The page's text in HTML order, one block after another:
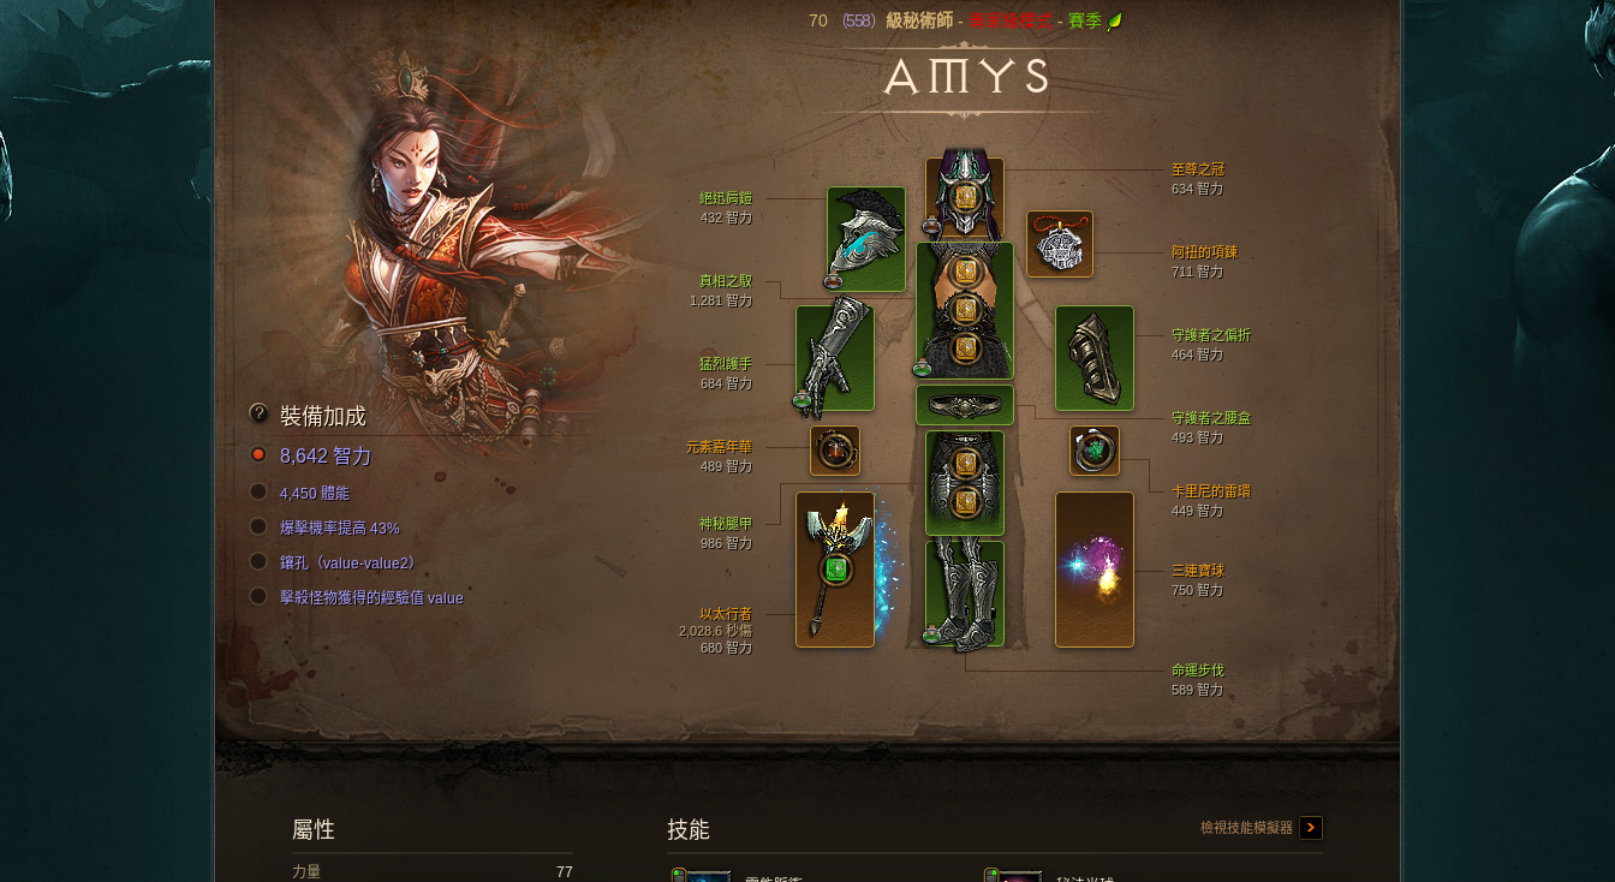
70 （558） 級秘術師 - 專家級模式 - 賽季
AMYS
至尊之冠
634 智力
真相之馭
1,281 智力
命運步伐
589 智力
猛烈護手
684 智力
絕迅肩鎧
432 智力
神秘腿甲
986 智力
守護者之偏折
464 智力
以太行者
2,028.6 秒傷
680 智力
三連寶球
750 智力
守護者之腰盒
493 智力
卡里尼的雷環
449 智力
元素嘉年華
489 智力
阿扭的項鍊
711 智力
裝備加成
8,642 智力
4,450 體能
爆擊機率提高 43%
鑲孔（value-value2）
擊殺怪物獲得的經驗值 value
技能 檢視技能模擬器
屬性
力量
77